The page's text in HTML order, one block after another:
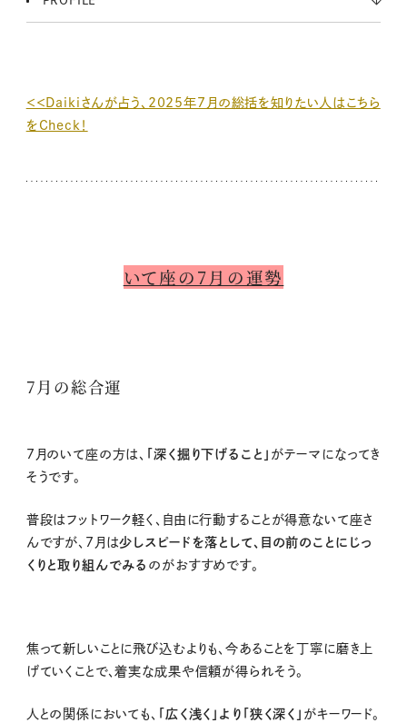
＜＜Daikiさんが占う、2025年7月の総括を知りたい人はこちら
をCheck！
いて座の7月の運勢
7月の総合運
7 月のいて座の方は、 「深く掘り下げること」 がテーマになってき
そうです。
普段はフットワーク軽く、自由に行動することが得意ないて座さ
んですが、7月は少しスピードを落として、目の前のことにじっ
くりと取り組んでみる のがおすすめです。
焦って新しいことに飛び込むよりも、今あることを丁寧に磨き上
げていくことで、着実な成果や信頼が得られそう。
人との関係においても、 「広く浅く」より「狭く深く」 がキーワード。